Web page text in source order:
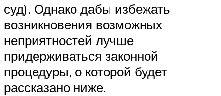
суд). Однако дабы избежать
возникновения возможных
неприятностей лучше
придерживаться законной
процедуры, о которой будет
рассказано ниже.